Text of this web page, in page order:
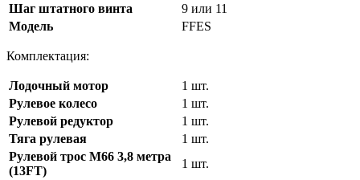
Шаг штатного винта
9 или 11
Модель
FFES
Комплектация:
Лодочный мотор
1 шт.
Рулевое колесо
1 шт.
Рулевой редуктор
1 шт.
Тяга рулевая
1 шт.
Рулевой трос М66 3,8 метра
(13FT)
1 шт.